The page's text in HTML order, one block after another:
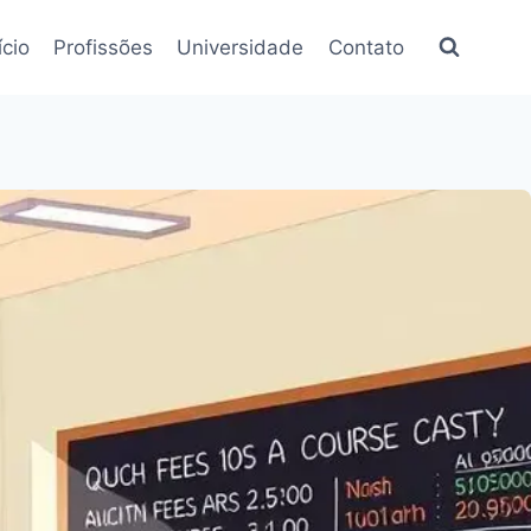
Profissões Universidade Contato